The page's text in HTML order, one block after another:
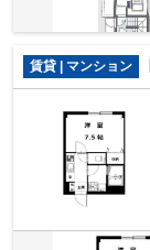
賃貸 | マンション